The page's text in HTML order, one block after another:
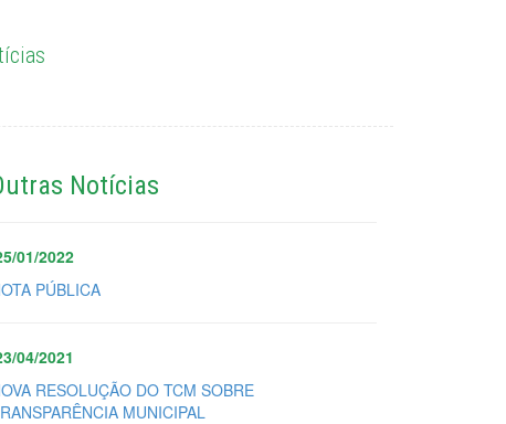
Notícias
01/2022
PÚBLICA
04/2021
RESOLUÇÃO DO TCM SOBRE
MUNICIPAL